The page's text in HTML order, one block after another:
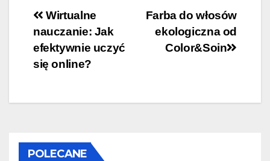
Nawigacja
wpisu
Farba do włosów
ekologiczna od
Color&Soin
Wirtualne
nauczanie: Jak
efektywnie uczyć
się online?
POLECANE